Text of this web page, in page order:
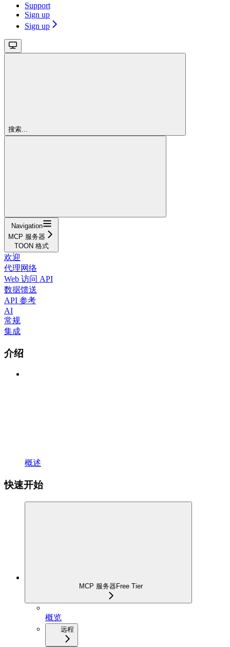
Support
Sign up
Sign up
搜索...
Navigation
MCP 服务器
TOON 格式
欢迎
代理网络
Web 访问 API
数据馈送
API 参考
AI
常规
集成
介绍
概述
快速开始
MCP 服务器Free Tier
概览
远程